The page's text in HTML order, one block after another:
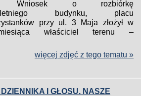
Wniosek o rozbiórkę
budynku, placu
przy ul. 3 Maja złożył w
właściciel terenu –
więcej zdjęć z tego tematu »
I GŁOSU. NASZE